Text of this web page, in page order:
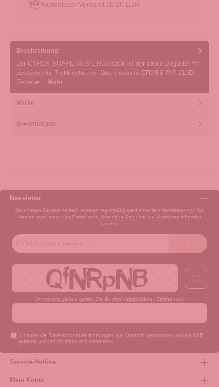
Kostenloser Versand ab 20 EUR
Beschreibung
Der CYROX SHAPE 35 S-L-Rucksack ist der ideale Begleiter für
ausgedehnte Trekkingtouren. Das recycelte CROSS RIP 210D-
Gewebe…
Mehr
Marke
Bewertungen
Newsletter
Abonnieren Sie jetzt einfach unseren regelmäßig erscheinenden Newsletter und Sie
werden stets unter den Ersten sein, über neue Produkte und Angebote informiert
werden.
Um weiterzugehen, geben Sie die oben abgebildeten Zeichen ein*
Ich habe die Datenschutzbestimmungen zur Kenntnis genommen und die AGB
gelesen und bin mit ihnen einverstanden.
Service-Hotline
Mein Konto